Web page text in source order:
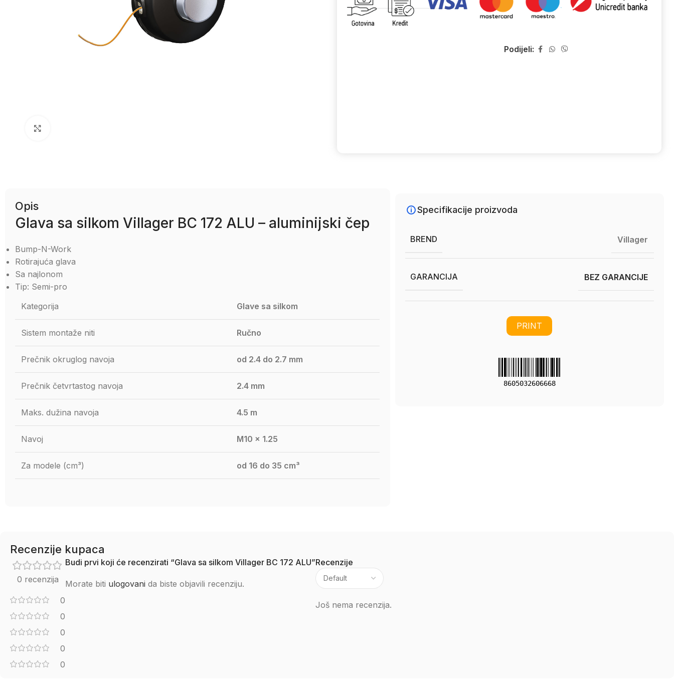
Podijeli:
Opis
Glava sa silkom Villager BC 172 ALU – aluminijski čep
Bump-N-Work
Rotirajuća glava
Sa najlonom
Tip: Semi-pro
Kategorija
Glave sa silkom
Sistem montaže niti Ručno
Prečnik okruglog navoja od 2.4 do 2.7 mm
Prečnik četvrtastog navoja 2.4 mm
Maks. dužina navoja 4.5 m
Navoj M10 × 1.25
Za modele (cm³) od 16 do 35 cm³
Specifikacije proizvoda
BREND Villager
GARANCIJA BEZ GARANCIJE
PRINT
8605032606668
Recenzije kupaca
0 recenzija
0
0
0
0
0
Recenzije
Još nema recenzija.
Budi prvi koji će recenzirati “Glava sa silkom Villager BC 172 ALU”
Morate biti ulogovani da biste objavili recenziju.